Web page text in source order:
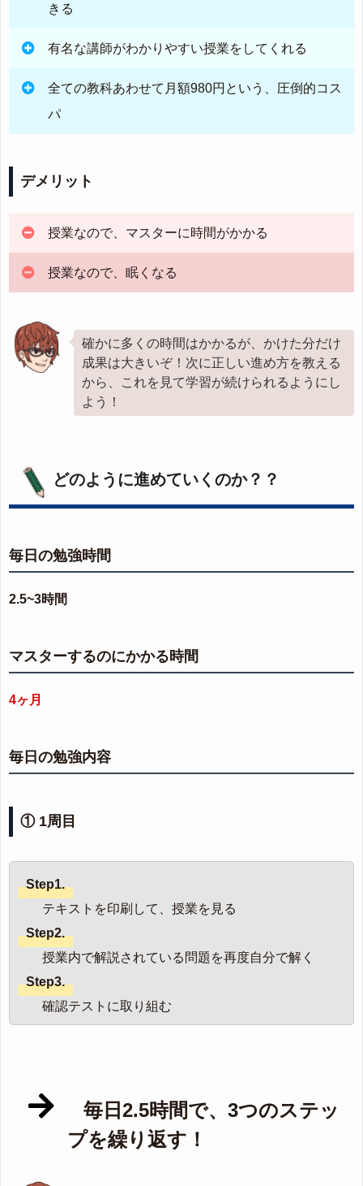
きる
有名な講師がわかりやすい授業をしてくれる
全ての教科あわせて月額980円という、圧倒的コス
パ
デメリット
授業なので、マスターに時間がかかる
授業なので、眠くなる
確かに多くの時間はかかるが、かけた分だけ
成果は大きいぞ！次に正しい進め方を教える
から、これを見て学習が続けられるようにし
よう！
どのように進めていくのか？？
毎日の勉強時間
2.5~3時間
マスターするのにかかる時間
4ヶ月
毎日の勉強内容
① 1周目
Step1.
テキストを印刷して、授業を見る
Step2.
授業内で解説されている問題を再度自分で解く
Step3.
確認テストに取り組む
毎日2.5時間で、3つのステッ
プを繰り返す！